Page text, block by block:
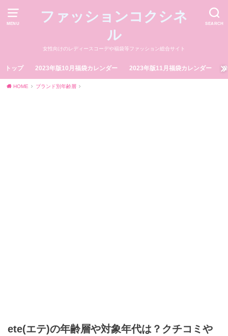
MENU SEARCH
ファッションコクシネ
ル
女性向けのレディースコーデや福袋等ファッション総合サイト
トップ 2023年版10月福袋カレンダー 2023年版11月福袋カレンダー
HOME ブランド別年齢層
ete(エテ)の年齢層や対象年代は？クチコミや